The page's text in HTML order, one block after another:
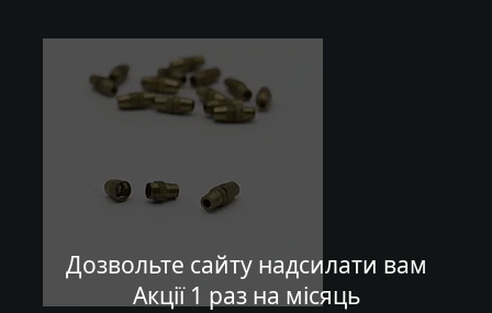
Дозвольте сайту надсилати вам
Акції 1 раз на місяць